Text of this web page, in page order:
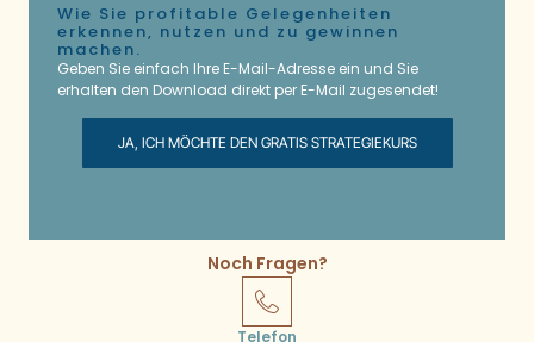
Wie Sie profitable Gelegenheiten
erkennen, nutzen und zu gewinnen
machen.
Geben Sie einfach Ihre E-Mail-Adresse ein und Sie
erhalten den Download direkt per E-Mail zugesendet!
JA, ICH MÖCHTE DEN GRATIS STRATEGIEKURS
Noch Fragen?
Telefon